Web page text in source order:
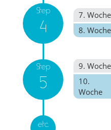
Step
4
7. Woche
8. Woche
Step
5
9. Woche
10.
Woche
etc.